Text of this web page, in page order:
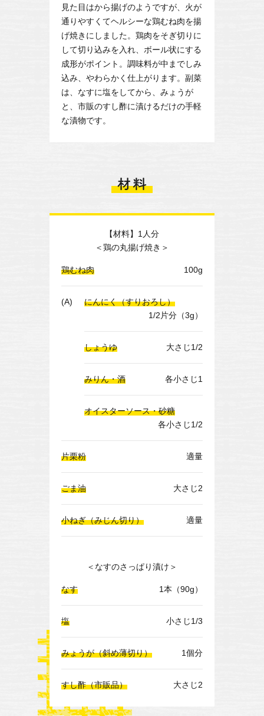
見た目はから揚げのようですが、火が
通りやすくてヘルシーな鶏むね肉を揚
げ焼きにしました。鶏肉をそぎ切りに
して切り込みを入れ、ボール状にする
成形がポイント。調味料が中までしみ
込み、やわらかく仕上がります。副菜
は、なすに塩をしてから、みょうが
と、市販のすし酢に漬けるだけの手軽
な漬物です。
【材料】1人分
＜鶏の丸揚げ焼き＞
鶏むね肉 100g
(A)
にんにく（すりおろし）
1/2片分（3g）
しょうゆ 大さじ1/2
みりん・酒 各小さじ1
オイスターソース・砂糖
各小さじ1/2
片栗粉 適量
ごま油 大さじ2
小ねぎ（みじん切り） 適量
＜なすのさっぱり漬け＞
なす 1本（90g）
塩 小さじ1/3
みょうが（斜め薄切り） 1個分
すし酢（市販品） 大さじ2